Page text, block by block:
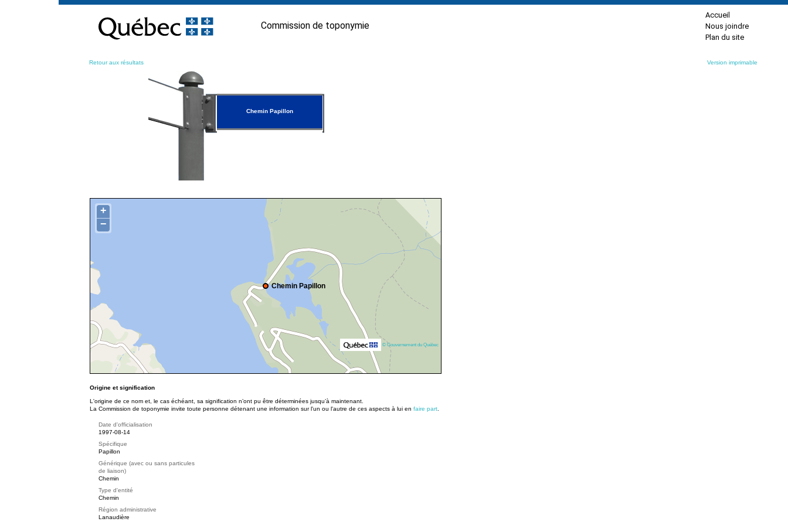
contenu
Commission de toponymie
Accueil
Nous joindre
Plan du site
Retour aux résultats Version imprimable
Chemin Papillon
Chemin Papillon
+
−
© Gouvernement du Québec
Origine et signification
L'origine de ce nom et, le cas échéant, sa signification n’ont pu être déterminées jusqu’à maintenant.
La Commission de toponymie invite toute personne détenant une information sur l'un ou l'autre de ces aspects à lui en faire part
Date d'officialisation
1997-08-14
Spécifique
Papillon
Générique (avec ou sans particules
de liaison)
Chemin
Type d'entité
Chemin
Région administrative
Lanaudière